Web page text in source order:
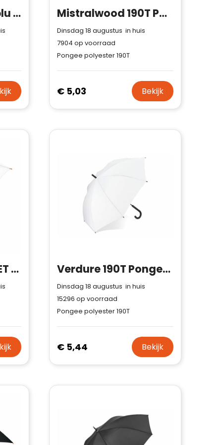
TransEvent paraplu 23 inch Mistralwood 190T Pongee 23" Paraplu Auto open
Dinsdag 18 augustus in huis
7904 op voorraad
Pongee polyester 190T
€ 5,03 Bekijk
FirstClass RCS RPET paraplu 23 inch Verdure 190T Pongee 23" Winddichte haakparaplu Auto open
Dinsdag 18 augustus in huis
15296 op voorraad
Pongee polyester 190T
€ 5,44 Bekijk